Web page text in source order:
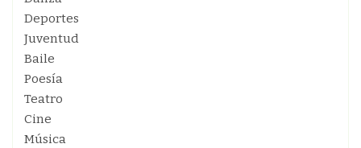
Deportes
Juventud
Baile
Poesía
Teatro
Cine
Música